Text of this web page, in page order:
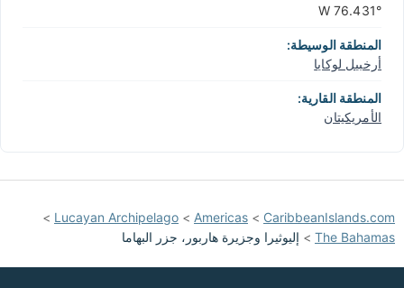
76.431° W
المنطقة الوسيطة:
أرخبيل لوكايا
المنطقة القارية:
الأمريكيتان
CaribbeanIslands.com
>
Americas
>
Lucayan Archipelago
>
The Bahamas
> إليوثيرا وجزيرة هاربور، جزر البهاما